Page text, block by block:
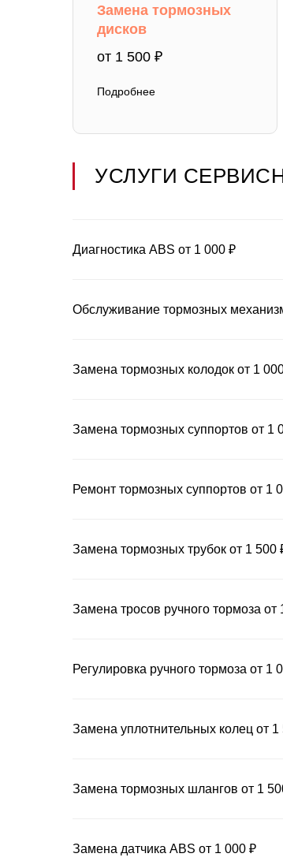
Замена тормозных
дисков
от 1 500 ₽
Подробнее
УСЛУГИ
Диагностика ABS от 1 000 ₽
Обслуживание тормозных
Замена тормозных колодок от 1
Замена тормозных суппортов от 1
Ремонт тормозных суппортов от 1
Замена тормозных трубок от 1 500
Замена тросов ручного тормоза от
Регулировка ручного тормоза от 1
Замена уплотнительных колец от 1
Замена тормозных шлангов от 1
Замена датчика ABS от 1 000 ₽